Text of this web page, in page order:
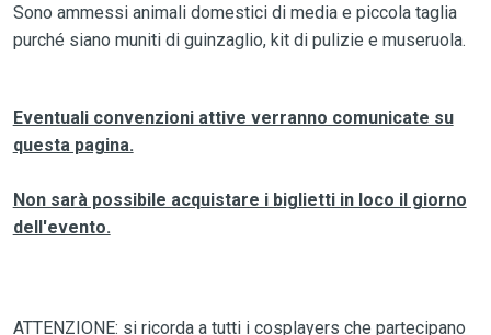
Sono ammessi animali domestici di media e piccola taglia
purché siano muniti di guinzaglio, kit di pulizie e museruola.
Eventuali convenzioni attive verranno comunicate su
questa pagina.
Non sarà possibile acquistare i biglietti in loco il giorno
dell'evento.
ATTENZIONE: si ricorda a tutti i cosplayers che partecipano